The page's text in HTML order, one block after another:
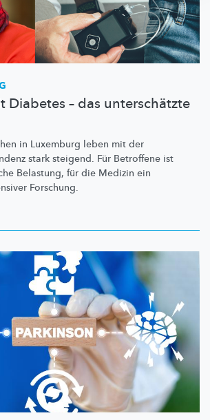
Diabetes – das unterschätzte
in Luxemburg leben mit der
stark steigend. Für Betroffene ist
Belastung, für die Medizin ein
Forschung.